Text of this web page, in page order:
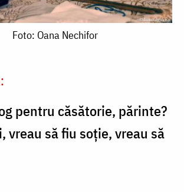
Foto: Oana Nechifor
pentru căsătorie, părinte?
vreau să fiu soţie, vreau să